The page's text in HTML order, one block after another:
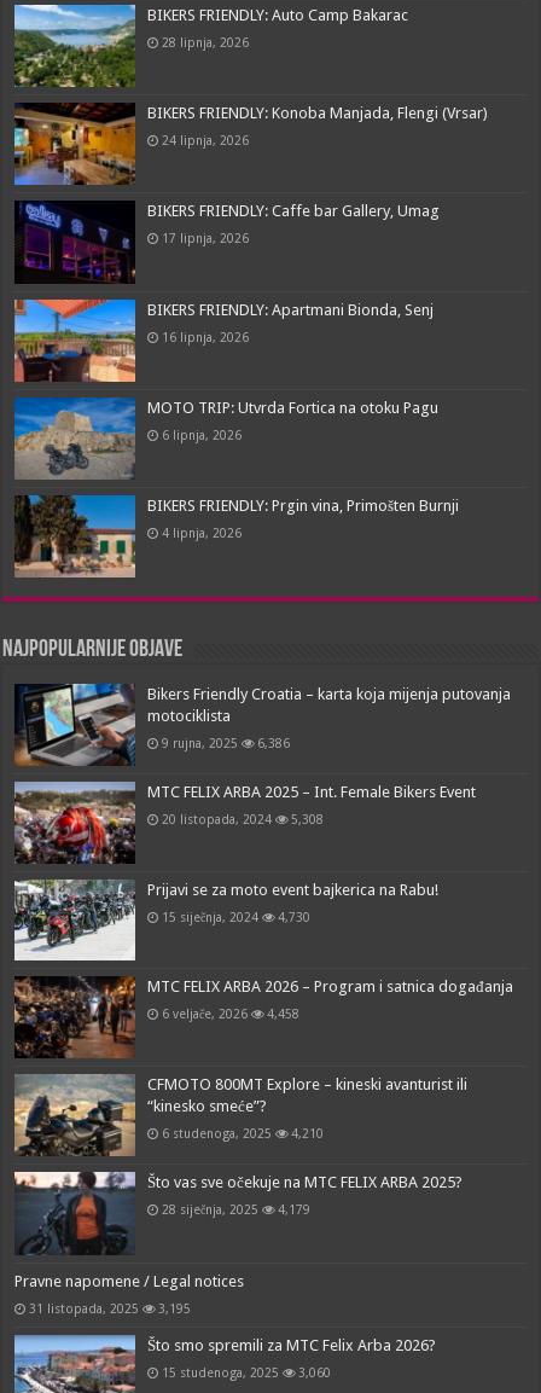
BIKERS FRIENDLY: Auto Camp Bakarac
28 lipnja, 2026
BIKERS FRIENDLY: Konoba Manjada, Flengi (Vrsar)
24 lipnja, 2026
BIKERS FRIENDLY: Caffe bar Gallery, Umag
17 lipnja, 2026
BIKERS FRIENDLY: Apartmani Bionda, Senj
16 lipnja, 2026
MOTO TRIP: Utvrda Fortica na otoku Pagu
6 lipnja, 2026
BIKERS FRIENDLY: Prgin vina, Primošten Burnji
4 lipnja, 2026
Najpopularnije objave
Bikers Friendly Croatia – karta koja mijenja putovanja
motociklista
9 rujna, 2025 6,386
MTC FELIX ARBA 2025 – Int. Female Bikers Event
20 listopada, 2024 5,308
Prijavi se za moto event bajkerica na Rabu!
15 siječnja, 2024 4,730
MTC FELIX ARBA 2026 – Program i satnica događanja
6 veljače, 2026 4,458
CFMOTO 800MT Explore – kineski avanturist ili
“kinesko smeće”?
6 studenoga, 2025 4,210
Što vas sve očekuje na MTC FELIX ARBA 2025?
28 siječnja, 2025 4,179
Pravne napomene / Legal notices
31 listopada, 2025 3,195
Što smo spremili za MTC Felix Arba 2026?
15 studenoga, 2025 3,060